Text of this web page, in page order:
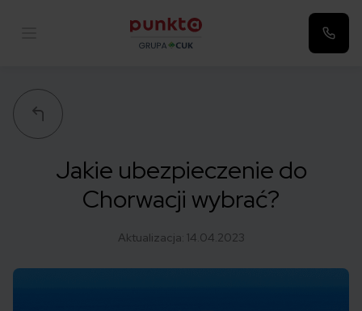
Jakie ubezpieczenie do
Chorwacji wybrać?
Aktualizacja: 14.04.2023